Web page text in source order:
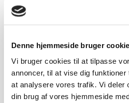
Denne hjemmeside bruger
Vi bruger cookies til at tilpasse
annoncer, til at vise dig
at analysere vores trafik. Vi deler
din brug af vores hjemmeside